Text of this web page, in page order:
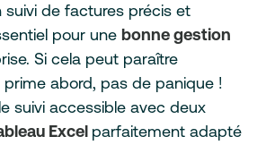
suivi de factures précis et
pour une bonne gestion
Si cela peut paraître
abord, pas de panique !
suivi accessible avec deux
Excel parfaitement adapté